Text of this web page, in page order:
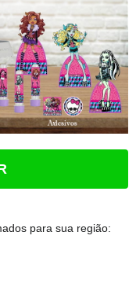
para sua região: